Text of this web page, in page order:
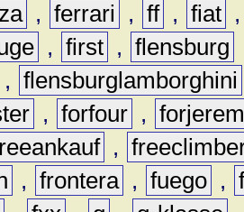
, ferrari , ff , fiat
, first , flensburg
, flensburglamborghini
, forfour ,
,
, frontera , fuego ,